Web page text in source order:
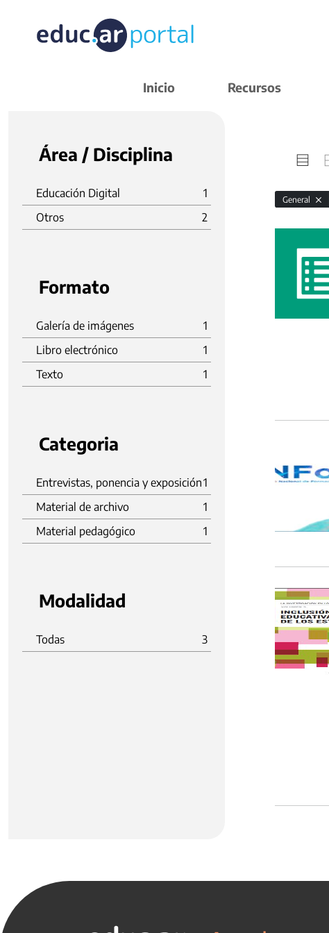
Inicio Recursos
Área / Disciplina
Educación Digital
1
Otros
2
Formato
Galería de imágenes
1
Libro electrónico
1
Texto
1
Categoria
Entrevistas, ponencia y exposición1
Material de archivo
1
Material pedagógico
1
Modalidad
Todas 3
General